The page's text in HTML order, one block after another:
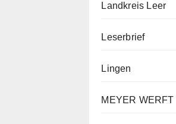
Landkreis Leer
Leserbrief
Lingen
MEYER WERFT